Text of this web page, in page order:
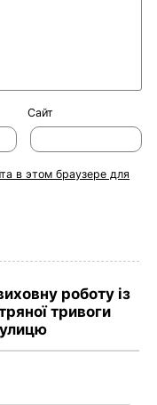
Сайт
в этом браузере для
роботу із
тривоги